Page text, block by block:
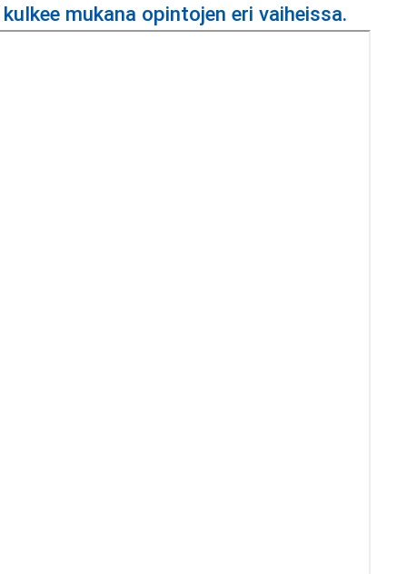
mukana opintojen eri vaiheissa.